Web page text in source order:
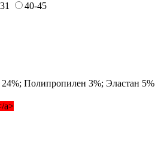
40-45
Полипропилен 3%; Эластан 5%
a>